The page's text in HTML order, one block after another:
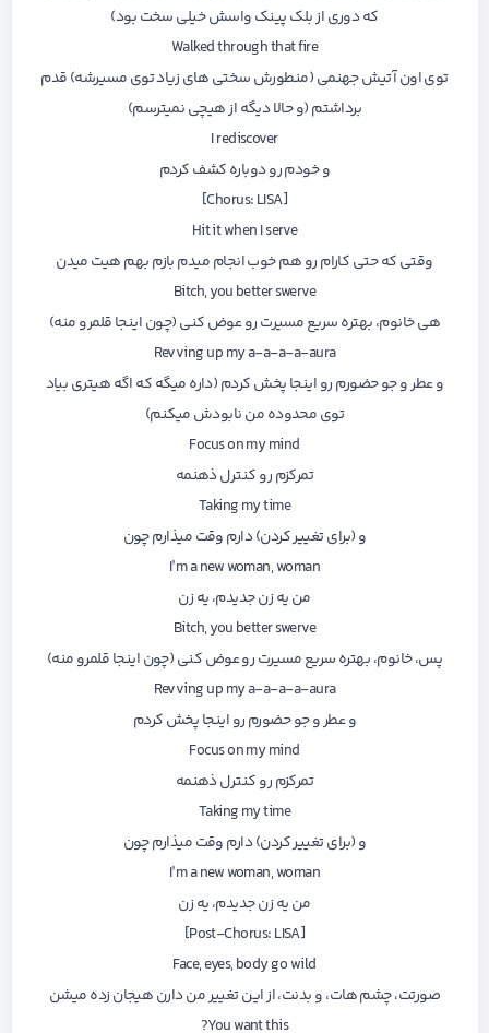
که دوری از بلک پینک واسش خیلی سخت بود)
Walked through that fire
توی اون آتیش جهنمی (منطورش سختی های زیاد توی مسیرشه) قدم
برداشتم (و حالا دیگه از هیچی نمیترسم)
I rediscover
و خودم رو دوباره کشف کردم
[Chorus: LISA]
Hit it when I serve
وقتی که حتی کارام رو هم خوب انجام میدم بازم بهم هیت میدن
Bitch, you better swerve
هی خانوم، بهتره سریع مسیرت رو عوض کنی (چون اینجا قلمرو منه)
Revving up my a-a-a-a-aura
و عطر و جو حضورم رو اینجا پخش کردم (داره میگه که اگه هیتری بیاد
توی محدوده من نابودش میکنم)
Focus on my mind
تمرکزم رو کنترل ذهنمه
Taking my time
و (برای تغییر کردن) دارم وقت میذارم چون
I’m a new woman, woman
من یه زن جدیدم، یه زن
Bitch, you better swerve
پس، خانوم، بهتره سریع مسیرت رو عوض کنی (چون اینجا قلمرو منه)
Revving up my a-a-a-a-aura
و عطر و جو حضورم رو اینجا پخش کردم
Focus on my mind
تمرکزم رو کنترل ذهنمه
Taking my time
و (برای تغییر کردن) دارم وقت میذارم چون
I’m a new woman, woman
من یه زن جدیدم، یه زن
[Post-Chorus: LISA]
Face, eyes, body go wild
صورتت، چشم هات، و بدنت، از این تغییر من دارن هیجان زده میشن
You want this?